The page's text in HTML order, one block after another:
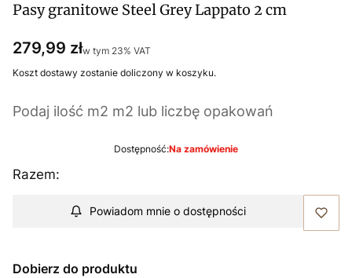
Pasy granitowe Steel Grey Lappato 2 cm
Cena
279,99 złw tym 23% VAT
w tym 23% VAT
Koszt dostawy zostanie doliczony w koszyku.
Podaj ilość m2 m2 lub liczbę opakowań
Dostępność:Na zamówienie
Razem:
Powiadom mnie o dostępności
Dobierz do produktu